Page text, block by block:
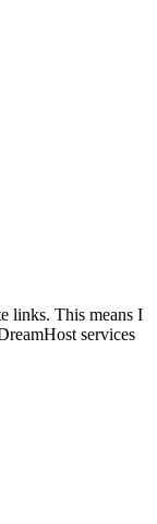
links. This means I
services